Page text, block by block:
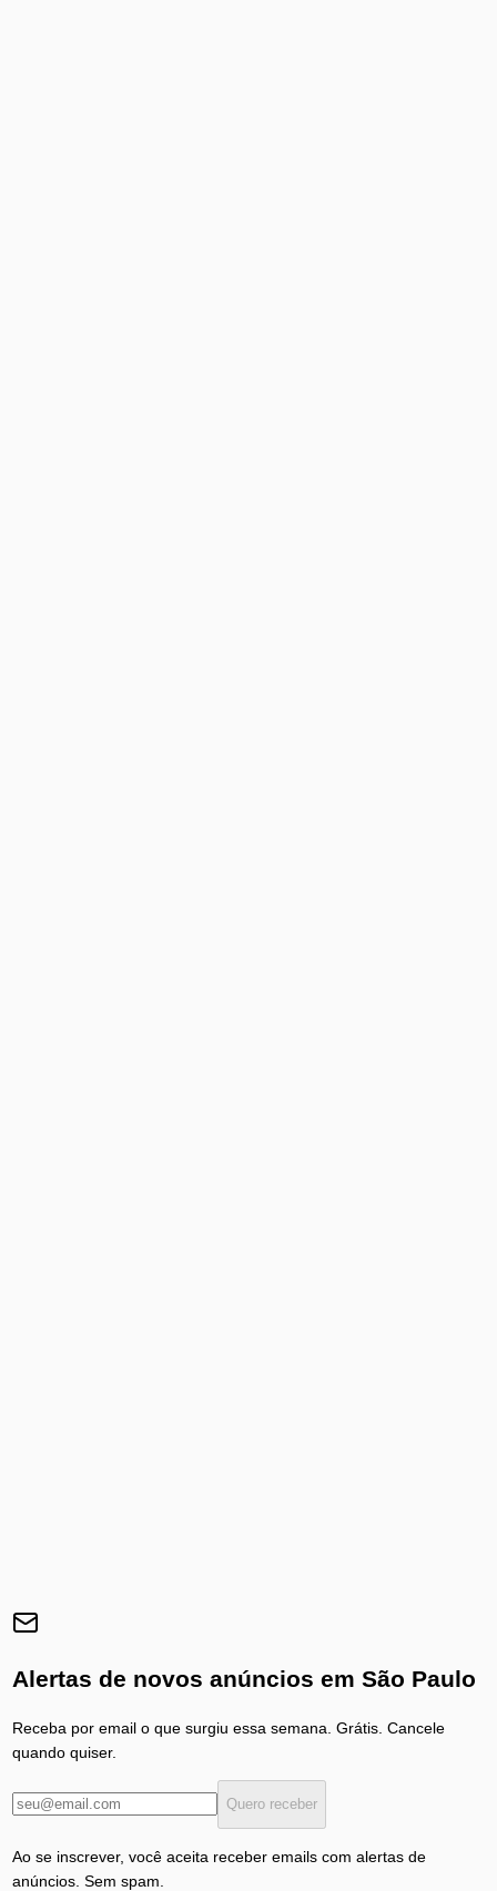
Alertas de novos anúncios em São Paulo
Receba por email o que surgiu essa semana. Grátis. Cancele
quando quiser.
Quero receber
Ao se inscrever, você aceita receber emails com alertas de
anúncios. Sem spam.